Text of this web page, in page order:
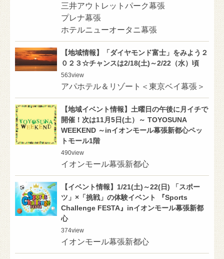
三井アウトレットパーク幕張
プレナ幕張
ホテルニューオータニ幕張
【地域情報】「ダイヤモンド富士」をみよう２
０２３☆チャンスは2/18(土)～2/22（水）頃
563view
アパホテル＆リゾート＜東京ベイ幕張＞
【地域イベント情報】土曜日の午後に月イチで
開催！次は11月5日(土）～ TOYOSUNA
WEEKEND ～inイオンモール幕張新都心ペッ
トモール1階
490view
イオンモール幕張新都心
【イベント情報】1/21(土)～22(日) 「スポー
ツ」×「挑戦」の体験イベント 『Sports
Challenge FESTA』inイオンモール幕張新都
心
374view
イオンモール幕張新都心